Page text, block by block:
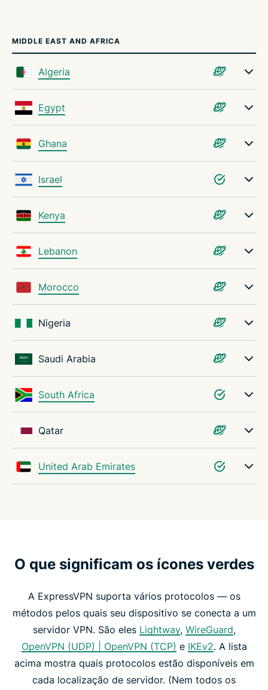
MIDDLE EAST AND AFRICA
Algeria
Egypt
Ghana
Israel
Kenya
Lebanon
Morocco
Nigeria
Saudi Arabia
South Africa
Qatar
United Arab Emirates
O que significam os ícones verdes
A ExpressVPN suporta vários protocolos — os
métodos pelos quais seu dispositivo se conecta a um
servidor VPN. São eles Lightway, WireGuard,
OpenVPN (UDP) | OpenVPN (TCP) e IKEv2. A lista
acima mostra quais protocolos estão disponíveis em
cada localização de servidor. (Nem todos os